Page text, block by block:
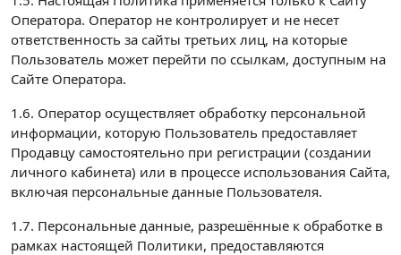
Оператора. Оператор не контролирует и не несет
ответственность за сайты третьих лиц, на которые
Пользователь может перейти по ссылкам, доступным на
Сайте Оператора.
1.6. Оператор осуществляет обработку персональной
информации, которую Пользователь предоставляет
Продавцу самостоятельно при регистрации (создании
личного кабинета) или в процессе использования Сайта,
включая персональные данные Пользователя.
1.7. Персональные данные, разрешённые к обработке в
рамках настоящей Политики, предоставляются